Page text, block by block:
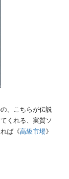
、こちらが伝説
くれる、実質ソ
ば《高級市場》